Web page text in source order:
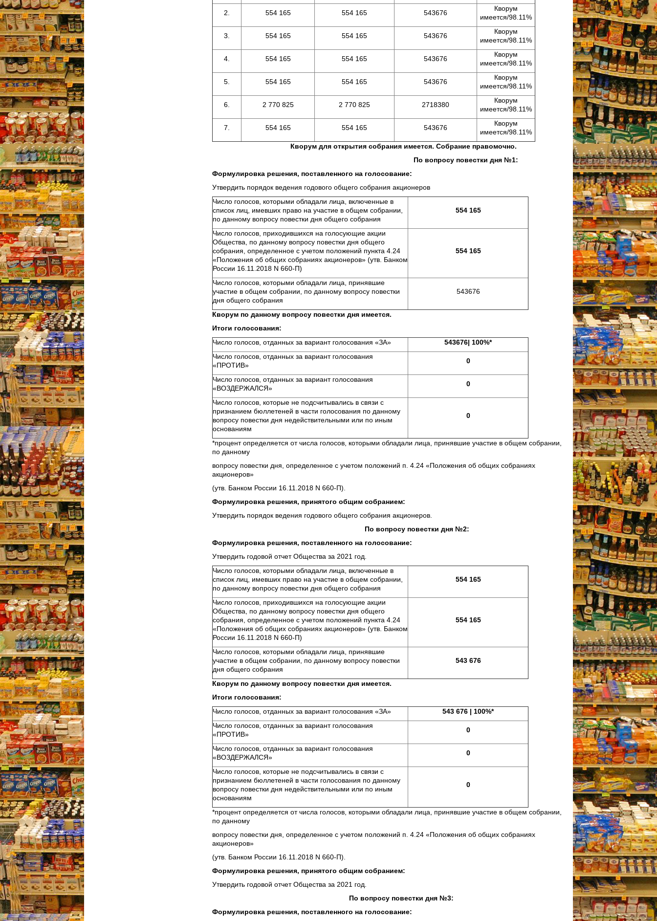
2. 554 165 554 165 543676
Кворум
имеется/98.11%
3. 554 165 554 165 543676
Кворум
имеется/98.11%
4. 554 165 554 165 543676
Кворум
имеется/98.11%
5. 554 165 554 165 543676
Кворум
имеется/98.11%
6. 2 770 825 2 770 825 2718380
Кворум
имеется/98.11%
7. 554 165 554 165 543676
Кворум
имеется/98.11%
Кворум для открытия собрания имеется. Собрание правомочно.
По вопросу повестки дня №1:
Формулировка решения, поставленного на голосование:
Утвердить порядок ведения годового общего собрания акционеров
Число голосов, которыми обладали лица, включенные в
список лиц, имевших право на участие в общем собрании,
по данному вопросу повестки дня общего собрания
554 165
Число голосов, приходившихся на голосующие акции
Общества, по данному вопросу повестки дня общего
собрания, определенное с учетом положений пункта 4.24
«Положения об общих собраниях акционеров» (утв. Банком
России 16.11.2018 N 660-П)
554 165
Число голосов, которыми обладали лица, принявшие
участие в общем собрании, по данному вопросу повестки
дня общего собрания
543676
Кворум по данному вопросу повестки дня имеется.
Итоги голосования:
Число голосов, отданных за вариант голосования «ЗА»
543676| 100%*
Число голосов, отданных за вариант голосования
«ПРОТИВ»
0
Число голосов, отданных за вариант голосования
«ВОЗДЕРЖАЛСЯ»
0
Число голосов, которые не подсчитывались в связи с
признанием бюллетеней в части голосования по данному
вопросу повестки дня недействительными или по иным
основаниям
0
*процент определяется от числа голосов, которыми обладали лица, принявшие участие в общем собрании,
по данному
вопросу повестки дня, определенное с учетом положений п. 4.24 «Положения об общих собраниях
акционеров»
(утв. Банком России 16.11.2018 N 660-П).
Формулировка решения, принятого общим собранием:
Утвердить порядок ведения годового общего собрания акционеров.
По вопросу повестки дня №2:
Формулировка решения, поставленного на голосование:
Утвердить годовой отчет Общества за 2021 год.
Число голосов, которыми обладали лица, включенные в
список лиц, имевших право на участие в общем собрании,
по данному вопросу повестки дня общего собрания
554 165
Число голосов, приходившихся на голосующие акции
Общества, по данному вопросу повестки дня общего
собрания, определенное с учетом положений пункта 4.24
«Положения об общих собраниях акционеров» (утв. Банком
России 16.11.2018 N 660-П)
554 165
Число голосов, которыми обладали лица, принявшие
участие в общем собрании, по данному вопросу повестки
дня общего собрания
543 676
Кворум по данному вопросу повестки дня имеется.
Итоги голосования:
Число голосов, отданных за вариант голосования «ЗА»
543 676 | 100%*
Число голосов, отданных за вариант голосования
«ПРОТИВ»
0
Число голосов, отданных за вариант голосования
«ВОЗДЕРЖАЛСЯ»
0
Число голосов, которые не подсчитывались в связи с
признанием бюллетеней в части голосования по данному
вопросу повестки дня недействительными или по иным
основаниям
0
*процент определяется от числа голосов, которыми обладали лица, принявшие участие в общем собрании,
по данному
вопросу повестки дня, определенное с учетом положений п. 4.24 «Положения об общих собраниях
акционеров»
(утв. Банком России 16.11.2018 N 660-П).
Формулировка решения, принятого общим собранием:
Утвердить годовой отчет Общества за 2021 год.
По вопросу повестки дня №3:
Формулировка решения, поставленного на голосование: